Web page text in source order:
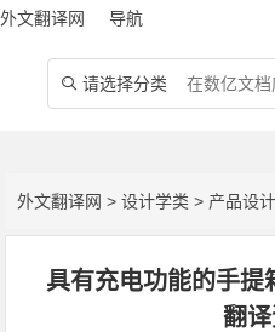
外文翻译网 导航
 请选择分类
外文翻译网 >设计学类 > 产品设计
具有充电功能的手提
翻